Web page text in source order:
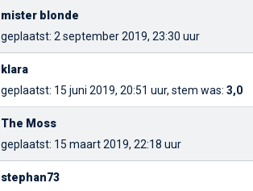
mister blonde
geplaatst: 2 september 2019, 23:30 uur
klara
geplaatst: 15 juni 2019, 20:51 uur, stem was: 3,0
The Moss
geplaatst: 15 maart 2019, 22:18 uur
stephan73